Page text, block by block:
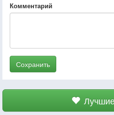
Комментарий
Сохранить